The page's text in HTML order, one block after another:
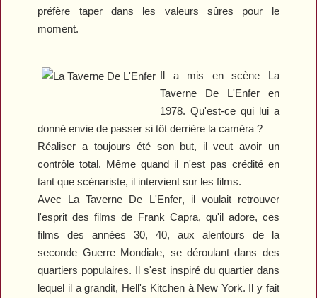
préfère taper dans les valeurs sûres pour le
moment.
Il a mis en scène La
Taverne De L'Enferen
1978. Qu'est-ce qui lui a
donné envie de passer si tôt derrière la caméra ?
Réaliser a toujours été son but, il veut avoir un
contrôle total. Même quand il n'est pas crédité en
tant que scénariste, il intervient sur les films.
Avec La Taverne De L'Enfer, il voulait retrouver
l'esprit des films de Frank Capra, qu'il adore, ces
films des années 30, 40, aux alentours de la
seconde Guerre Mondiale, se déroulant dans des
quartiers populaires. Il s'est inspiré du quartier dans
lequel il a grandit, Hell's Kitchen à New York. Il y fait